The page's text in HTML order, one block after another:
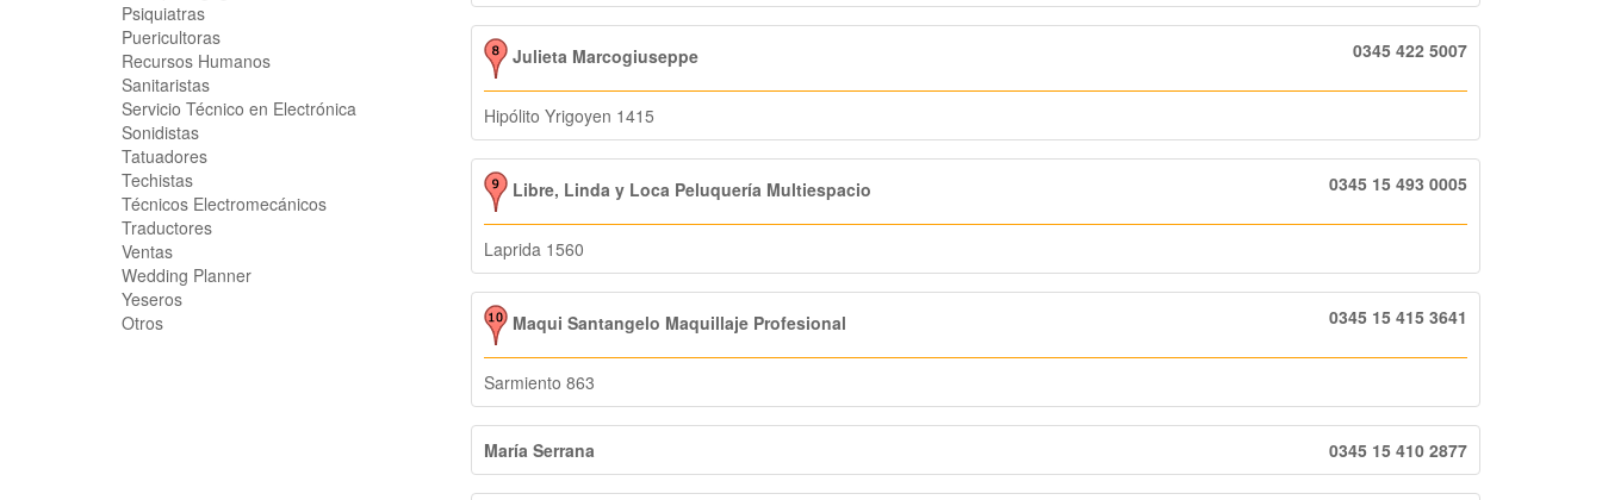
Psiquiatras
Puericultoras
Recursos Humanos
Sanitaristas
Servicio Técnico en Electrónica
Sonidistas
Tatuadores
Techistas
Técnicos Electromecánicos
Traductores
Ventas
Wedding Planner
Yeseros
Otros
Julieta Marcogiuseppe 0345 422 5007
Hipólito Yrigoyen 1415
Libre, Linda y Loca Peluquería Multiespacio 0345 15 493 0005
Laprida 1560
Maqui Santangelo Maquillaje Profesional 0345 15 415 3641
Sarmiento 863
María Serrana 0345 15 410 2877